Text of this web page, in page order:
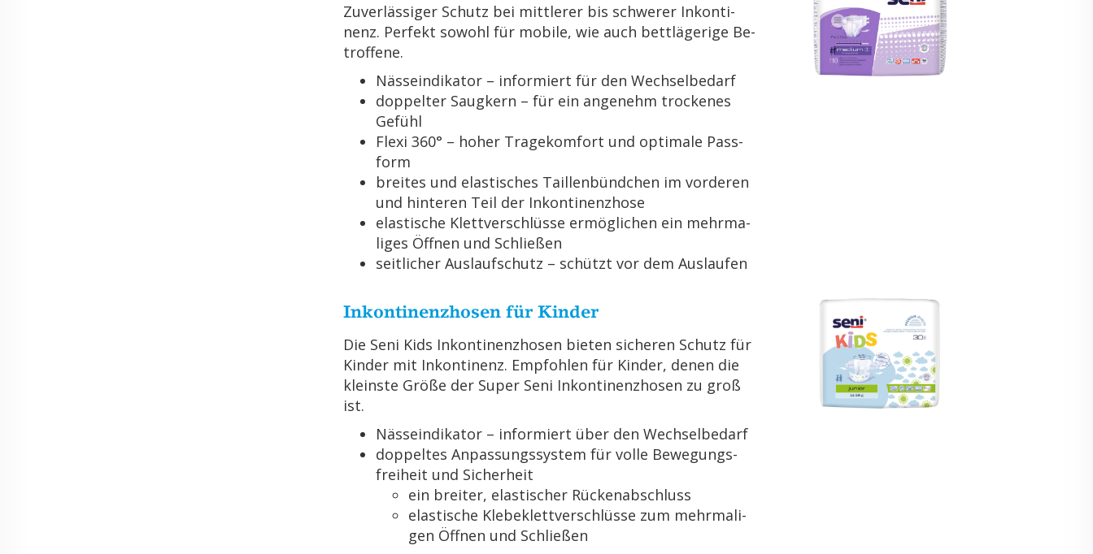
Zu­ver­läs­si­ger Schutz bei mitt­le­rer bis schwe­rer In­kon­ti­
nenz. Per­fekt so­wohl für mo­bi­le, wie auch bett­lä­ge­ri­ge Be­
trof­fe­ne.
Näs­se­indi­ka­tor – in­for­miert für den Wech­sel­be­darf
dop­pel­ter Saug­kern – für ein an­ge­nehm tro­cke­nes
Ge­fühl
Flexi 360° – hoher Tra­ge­kom­fort und op­ti­ma­le Pass­
form
brei­tes und elas­ti­sches Tail­len­bünd­chen im vor­de­ren
und hin­te­ren Teil der In­kon­ti­nenz­ho­se
elas­ti­sche Klett­ver­schlüs­se er­mög­li­chen ein mehr­ma­
li­ges Öff­nen und Schlie­ßen
seit­li­cher Aus­lauf­schutz – schützt vor dem Aus­lau­fen
In­kon­ti­nenz­ho­sen für Kin­der
Die Seni Kids In­kon­ti­nenz­ho­sen bie­ten si­che­ren Schutz für
Kin­der mit In­kon­ti­nenz. Emp­foh­len für Kin­der, denen die
kleins­te Größe der Super Seni In­kon­ti­nenz­ho­sen zu groß
ist.
Näs­se­indi­ka­tor – in­for­miert über den Wech­sel­be­darf
dop­pel­tes An­pas­sungs­sys­tem für volle Be­we­gungs­
frei­heit und Si­cher­heit
ein brei­ter, elas­ti­scher Rü­cken­ab­schluss
elas­ti­sche Kle­be­klett­ver­schlüs­se zum mehr­ma­li­
gen Öff­nen und Schlie­ßen